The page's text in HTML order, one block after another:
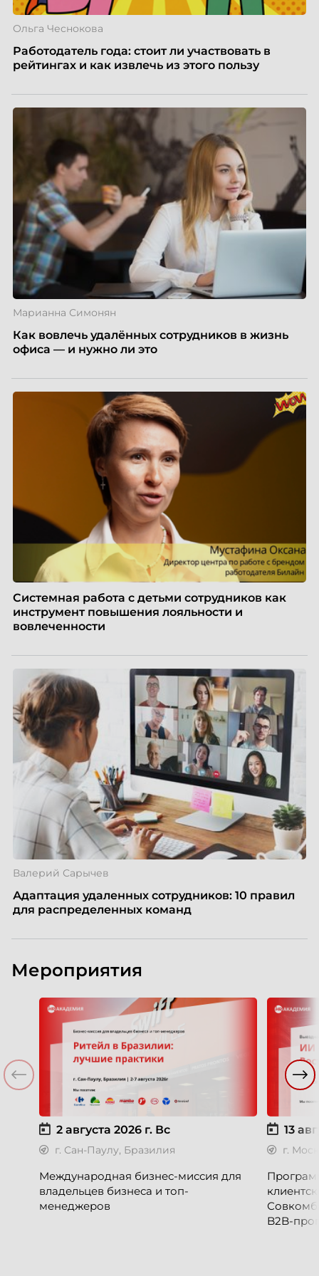
Ольга Чеснокова
Работодатель года: стоит ли участвовать в
рейтингах и как извлечь из этого пользу
Марианна Симонян
Как вовлечь удалённых сотрудников в жизнь
офиса — и нужно ли это
Системная работа с детьми сотрудников как
инструмент повышения лояльности и
вовлеченности
Валерий Сарычев
Адаптация удаленных сотрудников: 10 правил
для распределенных команд
Мероприятия
2 августа 2026 г. Вс
г. Сан-Паулу, Бразилия
Международная бизнес-миссия для
владельцев бизнеса и топ-
менеджеров
13
г.
B2B-